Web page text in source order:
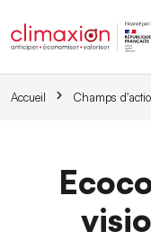
Accueil Champs